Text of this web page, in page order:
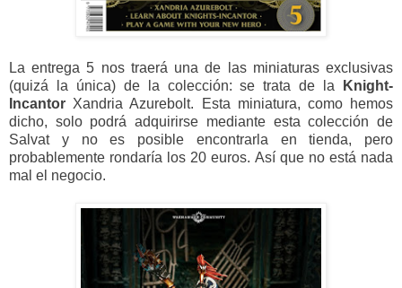
La entrega 5 nos traerá una de las miniaturas exclusivas
(quizá la única) de la colección: se trata de la
Knight-
Incantor Xandria Azurebolt. Esta miniatura, como hemos
dicho, solo podrá adquirirse mediante esta colección de
Salvat y no es posible encontrarla en tienda, pero
probablemente rondaría los 20 euros. Así que no está nada
mal el negocio.